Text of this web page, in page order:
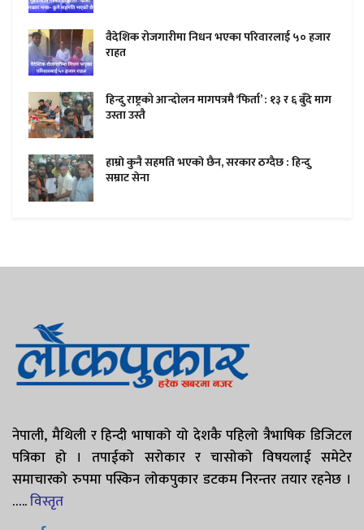
वैदेशिक रोजगारीमा निधन भएका परिवारलाई ५० हजार
राहत
हिन्दु राष्ट्रको आन्दोलन मागपत्रमै ‘फिर्ता’ : १३ र ६ बुँदे माग
उस्ता उस्तै
हाम्राे कुनै सहमति भएकाे छैन, सरकार ठग्दैछ : हिन्दु
सम्राट सेना
नेपाली, मैथिली र हिन्दी भाषाको यो देशकै पहिलो त्रैभाषिक डिजिटल
पत्रिका हो । तपाईको सरोकार र चासोको विषयलाई समेटेर
समाचारको रुपमा पस्किन लोकपुकार डटकम निरन्तर तयार रहनेछ ।
…..विस्तृत